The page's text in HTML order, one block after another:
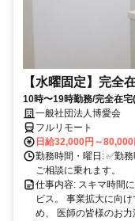
【水曜固定】完全
10時〜19時勤務/完全在
業務一般社団法人博愛会
フルリモート
日給32,000円～80,000
勤務時間・曜日: ✅勤
ご相談に乗れます。
仕事内容: スキマ時間
ビス。 事業拡大に向
め、 医師の皆様のお